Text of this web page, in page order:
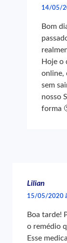
14/05/
Bom
Hoje o
online,
sem
nosso
forma
Lilian
15/05/2020
Boa tarde!
o remédio
Esse